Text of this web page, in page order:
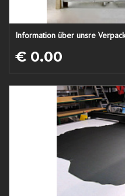
Information über unsre
€ 0.00